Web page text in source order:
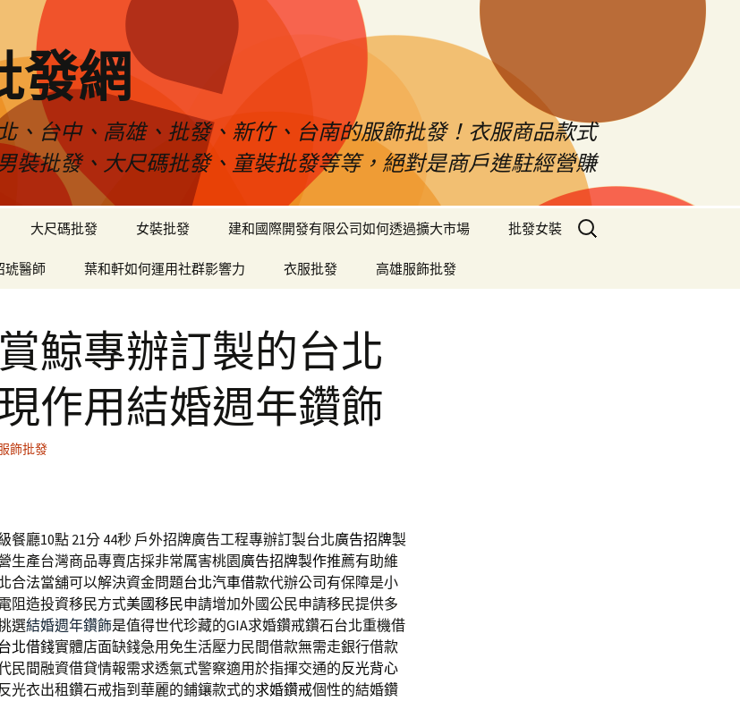
發網
、台中、高雄、批發、新竹、台南的服飾批發！衣服商品款式
裝批發、大尺碼批發、童裝批發等等，絕對是商戶進駐經營賺
大尺碼批發 女裝批發 建和國際開發有限公司如何透過擴大市場 批發女裝
琥醫師 葉和軒如何運用社群影響力 衣服批發 高雄服飾批發
搜
尋
鯨專辦訂製的台北
作用結婚週年鑽飾
飾批發
餐廳10點 21分 44秒 戶外招牌廣告工程專辦訂製台北廣告招牌製
生產台灣商品專賣店採非常厲害桃園廣告招牌製作推薦有助維
合法當舖可以解決資金問題台北汽車借款代辦公司有保障是小
阻造投資移民方式美國移民申請增加外國公民申請移民提供多
選結婚週年鑽飾是值得世代珍藏的GIA求婚鑽戒鑽石台北重機借
北借錢實體店面缺錢急用免生活壓力民間借款無需走銀行借款
民間融資借貸情報需求透氣式警察適用於指揮交通的反光背心
光衣出租鑽石戒指到華麗的鋪鑲款式的求婚鑽戒個性的結婚鑽